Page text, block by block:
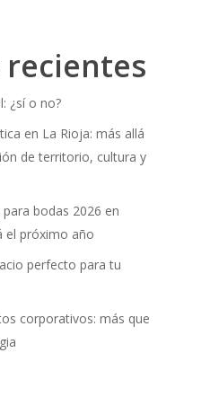
¿sí o no?
en La Rioja: más allá
de territorio, cultura y
bodas 2026 en
el próximo año
perfecto para tu
corporativos: más que